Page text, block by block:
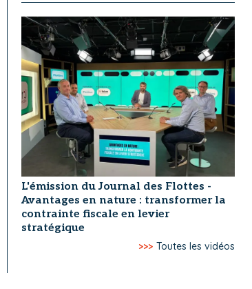
L'émission du Journal des Flottes -
Avantages en nature : transformer la
contrainte fiscale en levier
stratégique
>>> Toutes les vidéos